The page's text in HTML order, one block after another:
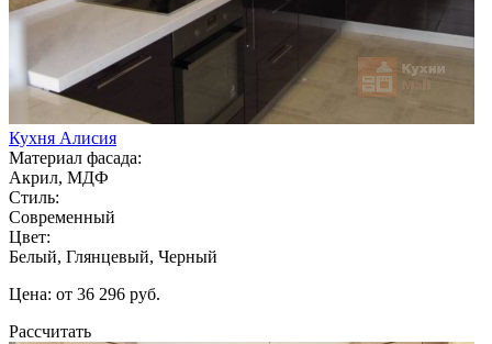
Кухня Алисия
Материал фасада:
Акрил, МДФ
Стиль:
Современный
Цвет:
Белый, Глянцевый, Черный
Цена: от 36 296 руб.
Рассчитать